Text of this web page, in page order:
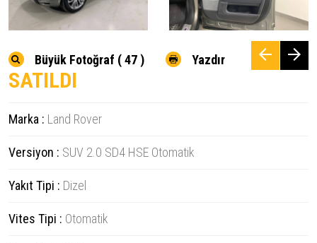
Büyük Fotoğraf ( 47 ) Yazdır
SATILDI
Marka : Land Rover
Versiyon : SUV 2.0 SD4 HSE Otomatik
Yakıt Tipi : Dizel
Vites Tipi : Otomatik